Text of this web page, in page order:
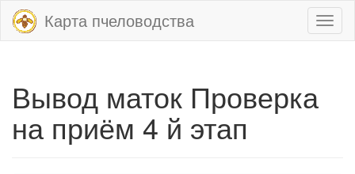
Карта пчеловодства
Вывод маток Проверка
на приём 4 й этап